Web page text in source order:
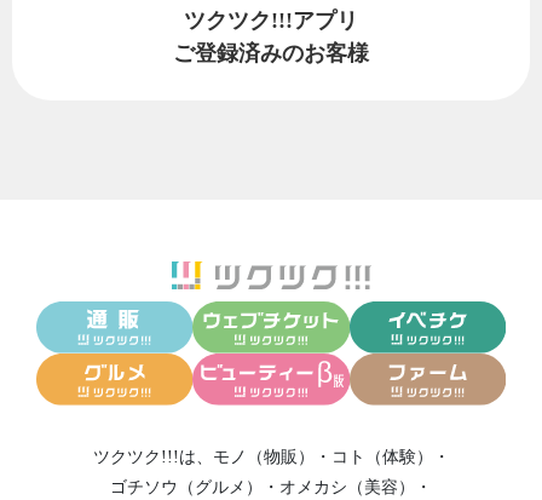
ツクツク!!!アプリ
ご登録済みのお客様
ツクツク!!!は、 モノ（物販） ・ コト（体験）
・
ゴチソウ（グルメ）
・ オメカシ（美容）
・